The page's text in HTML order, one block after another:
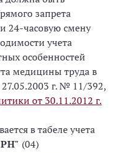
запрета
24-часовую смену
учета
особенностей
медицины труда в
г. № 11/392,
от 30.11.2012 г.
в табеле учета
(04)